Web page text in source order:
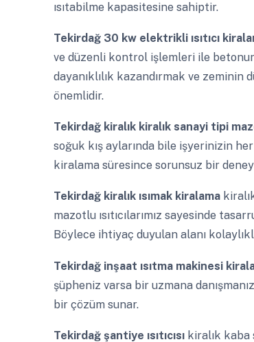
ısıtabilme kapasitesine sahiptir.
Tekirdağ 30 kw elektrikli ısıtıcı
ve düzenli kontrol işlemleri ile betonun
dayanıklılık kazandırmak ve
önemlidir.
Tekirdağ kiralık kiralık sanayi tipi
soğuk kış aylarında bile işyerinizin
kiralama süresince sorunsuz bir
Tekirdağ kiralık ısımak kiralama
mazotlu ısıtıcılarımız sayesinde
Böylece ihtiyaç duyulan alanı
Tekirdağ inşaat ısıtma makinesi
şüpheniz varsa bir uzmana
bir çözüm sunar.
Tekirdağ şantiye ısıtıcısı kiralık kaba